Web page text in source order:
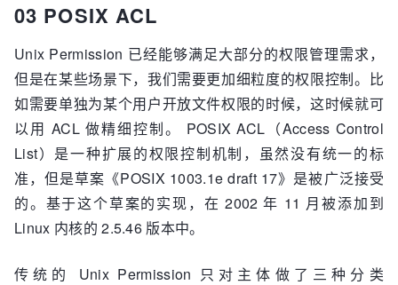
$ touch f2
$
ls
-l .
-rw-rw-r-- 1 user1 user1 0  2月 19 14:10 f1
03 POSIX ACL
Unix Permission 已经能够满足大部分的权限管理需求，
但是在某些场景下，我们需要更加细粒度的权限控制。比
如需要单独为某个用户开放文件权限的时候，这时候就可
以用 ACL 做精细控制。 POSIX ACL（Access Control
List）是一种扩展的权限控制机制，虽然没有统一的标
准，但是草案《POSIX 1003.1e draft 17》是被广泛接受
的。基于这个草案的实现，在 2002 年 11 月被添加到
Linux 内核的 2.5.46 版本中。
传统的 Unix Permission 只对主体做了三种分类